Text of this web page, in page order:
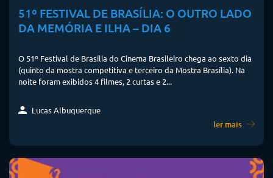
51º FESTIVAL DE BRASÍLIA: O OUTRO LADO
DA MEMÓRIA E ILHA – DIA 6
O 51º Festival de Brasília do Cinema Brasileiro chega ao sexto dia
(quinto da mostra competitiva e terceiro da Mostra Brasília). Na
noite foram exibidos 4 filmes, 2 curtas e 2...
Lucas Albuquerque
ler mais